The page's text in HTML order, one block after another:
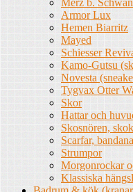
Merz b.
Armor Lux
Hemen Biarritz
Mayed
Schiesser
Kamo-Gutsu
Novesta
Tygvax Otter
Skor
Hattar och
Skosnören,
Scarfar,
Strumpor
Morgonrockar
Klassiska